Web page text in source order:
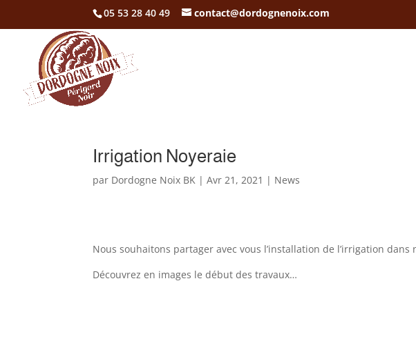
05 53 28 40 49 contact@dordognenoix.com
Irrigation Noyeraie
par Dordogne Noix BK |Avr 21, 2021 | News
Nous souhaitons partager avec vous l’installation de l’irrigation
Découvrez en images le début des travaux…